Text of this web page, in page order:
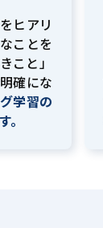
ヒアリ
ことを
こと」
確にな
学習の
。